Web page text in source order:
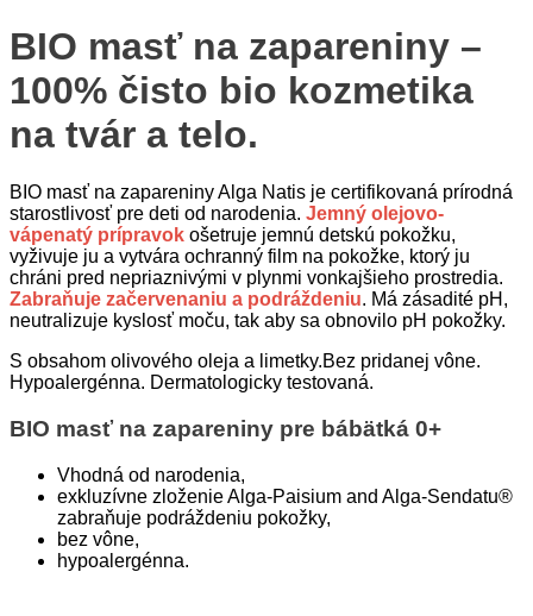
BIO masť na zapareniny –
100% čisto bio kozmetika
na tvár a telo.
BIO masť na zapareniny Alga Natis je certifikovaná prírodná
starostlivosť pre deti od narodenia. Jemný olejovo-
vápenatý prípravok ošetruje jemnú detskú pokožku,
vyživuje ju a vytvára ochranný film na pokožke, ktorý ju
chráni pred nepriaznivými v plynmi vonkajšieho prostredia.
Zabraňuje začervenaniu a podráždeniu. Má zásadité pH,
neutralizuje kyslosť moču, tak aby sa obnovilo pH pokožky.
S obsahom olivového oleja a limetky.Bez pridanej vône.
Hypoalergénna. Dermatologicky testovaná.
BIO masť na zapareniny pre bábätká 0+
Vhodná od narodenia,
exkluzívne zloženie Alga-Paisium and Alga-Sendatu®
zabraňuje podráždeniu pokožky,
bez vône,
hypoalergénna.